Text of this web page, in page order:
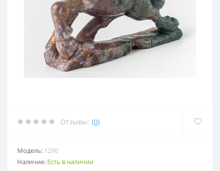
Отзывы: (0)
Модель: 1290
Наличие: Есть в наличии